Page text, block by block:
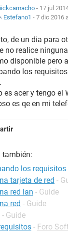
- 17 jul
Estefano1 - 7 dic 2016
de un dia para
no realice
disponible pero
los
es acer y tengo el
es qe en mi
también:
los requisitos
tarjeta de red -
red lan - Guide
red - Guide
- Guide
- Foro